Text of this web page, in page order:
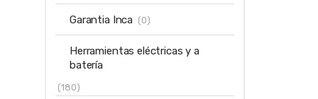
Garantia Inca (0)
Herramientas eléctricas y a
batería
(180)